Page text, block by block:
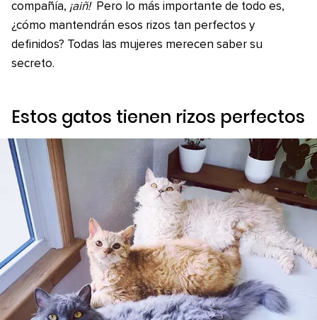
compañía, ¡aiñ! Pero lo más importante de todo es,
¿cómo mantendrán esos rizos tan perfectos y
definidos? Todas las mujeres merecen saber su
secreto.
Estos gatos tienen rizos perfectos